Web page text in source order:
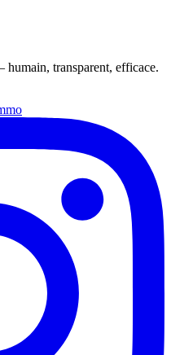
transparent, efficace.